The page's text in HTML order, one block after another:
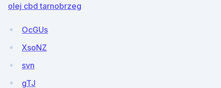
olej cbd tarnobrzeg
OcGUs
XsoNZ
svn
gTJ